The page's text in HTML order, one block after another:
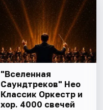
"Вселенная
Саундтреков" Нео
Классик Оркестр и
хор. 4000 свечей